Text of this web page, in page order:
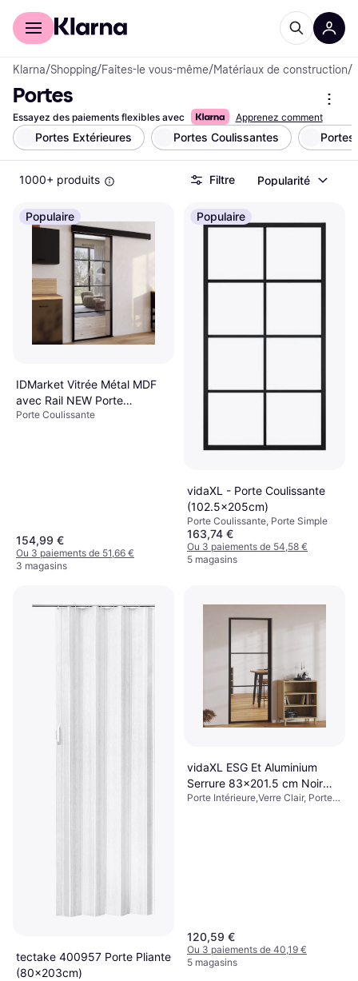
Acheter avec Klarna
Klarna/Shopping/Faites-le vous-même/Matériaux de construction/
Portes
Essayez des paiements flexibles avec Apprenez comment
Portes Extérieures Portes Coulissantes Portes
1000+ produits Filtre Popularité
Populaire
IDMarket Vitrée Métal MDF
avec Rail NEW Porte
Coulissante (x)
Porte Coulissante
154,99 €
Ou 3 paiements de 51,66 €
3 magasins
Populaire
vidaXL - Porte Coulissante
(102.5x205cm)
Porte Coulissante, Porte Simple
163,74 €
Ou 3 paiements de 54,58 €
5 magasins
tectake 400957 Porte Pliante
(80x203cm)
vidaXL ESG Et Aluminium
Serrure 83x201.5 cm Noir
Porte Intérieure Verre Clair (x)
Porte Intérieure,Verre Clair, Porte
120,59 €
Ou 3 paiements de 40,19 €
5 magasins